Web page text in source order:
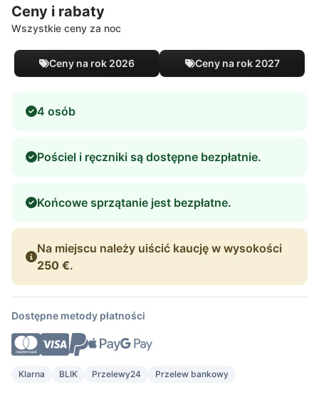
Ceny i rabaty
Wszystkie ceny za noc
Ceny na rok 2026 Ceny na rok 2027
4 osób
Pościel i ręczniki są dostępne bezpłatnie.
Końcowe sprzątanie jest bezpłatne.
Na miejscu należy uiścić kaucję w wysokości
250 €.
Dostępne metody płatności
Klarna BLIK Przelewy24 Przelew bankowy